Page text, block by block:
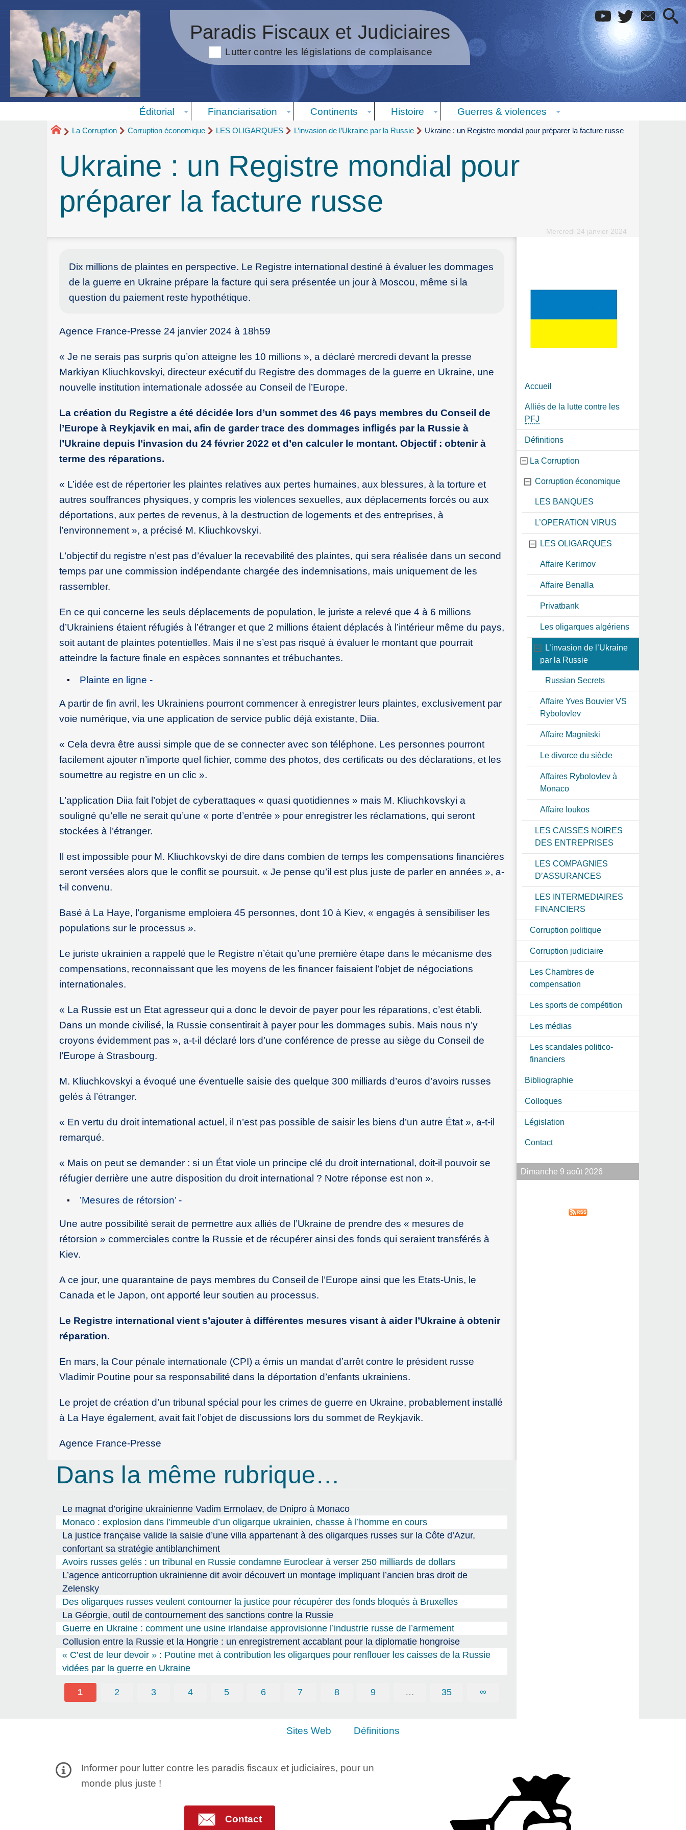
Paradis Fiscaux et Judiciaires
Lutter contre les législations de complaisance
Éditorial Financiarisation Continents Histoire Guerres & violences
La Corruption Corruption économique LES OLIGARQUES L’invasion de l’Ukraine par la Russie Ukraine : un Registre mondial pour préparer la facture russe
Ukraine : un Registre mondial pour
préparer la facture russe
Mercredi 24 janvier 2024
Dix millions de plaintes en perspective. Le Registre international destiné à évaluer les dommages
de la guerre en Ukraine prépare la facture qui sera présentée un jour à Moscou, même si la
question du paiement reste hypothétique.
Agence France-Presse 24 janvier 2024 à 18h59
« Je ne serais pas surpris qu’on atteigne les 10 millions », a déclaré mercredi devant la presse
Markiyan Kliuchkovskyi, directeur exécutif du Registre des dommages de la guerre en Ukraine, une
nouvelle institution internationale adossée au Conseil de l’Europe.
La création du Registre a été décidée lors d’un sommet des 46 pays membres du Conseil de
l’Europe à Reykjavik en mai, afin de garder trace des dommages infligés par la Russie à
l’Ukraine depuis l’invasion du 24 février 2022 et d’en calculer le montant. Objectif : obtenir à
terme des réparations.
« L’idée est de répertorier les plaintes relatives aux pertes humaines, aux blessures, à la torture et
autres souffrances physiques, y compris les violences sexuelles, aux déplacements forcés ou aux
déportations, aux pertes de revenus, à la destruction de logements et des entreprises, à
l’environnement », a précisé M. Kliuchkovskyi.
L’objectif du registre n’est pas d’évaluer la recevabilité des plaintes, qui sera réalisée dans un second
temps par une commission indépendante chargée des indemnisations, mais uniquement de les
rassembler.
En ce qui concerne les seuls déplacements de population, le juriste a relevé que 4 à 6 millions
d’Ukrainiens étaient réfugiés à l’étranger et que 2 millions étaient déplacés à l’intérieur même du pays,
soit autant de plaintes potentielles. Mais il ne s’est pas risqué à évaluer le montant que pourrait
atteindre la facture finale en espèces sonnantes et trébuchantes.
Plainte en ligne -
A partir de fin avril, les Ukrainiens pourront commencer à enregistrer leurs plaintes, exclusivement par
voie numérique, via une application de service public déjà existante, Diia.
« Cela devra être aussi simple que de se connecter avec son téléphone. Les personnes pourront
facilement ajouter n’importe quel fichier, comme des photos, des certificats ou des déclarations, et les
soumettre au registre en un clic ».
L’application Diia fait l’objet de cyberattaques « quasi quotidiennes » mais M. Kliuchkovskyi a
souligné qu’elle ne serait qu’une « porte d’entrée » pour enregistrer les réclamations, qui seront
stockées à l’étranger.
Il est impossible pour M. Kliuchkovskyi de dire dans combien de temps les compensations financières
seront versées alors que le conflit se poursuit. « Je pense qu’il est plus juste de parler en années », a-
t-il convenu.
Basé à La Haye, l’organisme emploiera 45 personnes, dont 10 à Kiev, « engagés à sensibiliser les
populations sur le processus ».
Le juriste ukrainien a rappelé que le Registre n’était qu’une première étape dans le mécanisme des
compensations, reconnaissant que les moyens de les financer faisaient l’objet de négociations
internationales.
« La Russie est un Etat agresseur qui a donc le devoir de payer pour les réparations, c’est établi.
Dans un monde civilisé, la Russie consentirait à payer pour les dommages subis. Mais nous n’y
croyons évidemment pas », a-t-il déclaré lors d’une conférence de presse au siège du Conseil de
l’Europe à Strasbourg.
M. Kliuchkovskyi a évoqué une éventuelle saisie des quelque 300 milliards d’euros d’avoirs russes
gelés à l’étranger.
« En vertu du droit international actuel, il n’est pas possible de saisir les biens d’un autre État », a-t-il
remarqué.
« Mais on peut se demander : si un État viole un principe clé du droit international, doit-il pouvoir se
réfugier derrière une autre disposition du droit international ? Notre réponse est non ».
’Mesures de rétorsion’ -
Une autre possibilité serait de permettre aux alliés de l’Ukraine de prendre des « mesures de
rétorsion » commerciales contre la Russie et de récupérer ainsi des fonds qui seraient transférés à
Kiev.
A ce jour, une quarantaine de pays membres du Conseil de l’Europe ainsi que les Etats-Unis, le
Canada et le Japon, ont apporté leur soutien au processus.
Le Registre international vient s’ajouter à différentes mesures visant à aider l’Ukraine à obtenir
réparation.
En mars, la Cour pénale internationale (CPI) a émis un mandat d’arrêt contre le président russe
Vladimir Poutine pour sa responsabilité dans la déportation d’enfants ukrainiens.
Le projet de création d’un tribunal spécial pour les crimes de guerre en Ukraine, probablement installé
à La Haye également, avait fait l’objet de discussions lors du sommet de Reykjavik.
Agence France-Presse
Dans la même rubrique…
Le magnat d’origine ukrainienne Vadim Ermolaev, de Dnipro à Monaco
Monaco : explosion dans l’immeuble d’un oligarque ukrainien, chasse à l’homme en cours
La justice française valide la saisie d’une villa appartenant à des oligarques russes sur la Côte d’Azur,
confortant sa stratégie antiblanchiment
Avoirs russes gelés : un tribunal en Russie condamne Euroclear à verser 250 milliards de dollars
L’agence anticorruption ukrainienne dit avoir découvert un montage impliquant l’ancien bras droit de
Zelensky
Des oligarques russes veulent contourner la justice pour récupérer des fonds bloqués à Bruxelles
La Géorgie, outil de contournement des sanctions contre la Russie
Guerre en Ukraine : comment une usine irlandaise approvisionne l’industrie russe de l’armement
Collusion entre la Russie et la Hongrie : un enregistrement accablant pour la diplomatie hongroise
« C’est de leur devoir » : Poutine met à contribution les oligarques pour renflouer les caisses de la Russie
vidées par la guerre en Ukraine
1 2 3 4 5 6 7 8 9 … 35 ∞
Accueil
Alliés de la lutte contre les
PFJ
Définitions
La Corruption
Corruption économique
LES BANQUES
L’OPERATION VIRUS
LES OLIGARQUES
Affaire Kerimov
Affaire Benalla
Privatbank
Les oligarques algériens
L’invasion de l’Ukraine
par la Russie
Russian Secrets
Affaire Yves Bouvier VS
Rybolovlev
Affaire Magnitski
Le divorce du siècle
Affaires Rybolovlev à
Monaco
Affaire Ioukos
LES CAISSES NOIRES
DES ENTREPRISES
LES COMPAGNIES
D’ASSURANCES
LES INTERMEDIAIRES
FINANCIERS
Corruption politique
Corruption judiciaire
Les Chambres de
compensation
Les sports de compétition
Les médias
Les scandales politico-
financiers
Bibliographie
Colloques
Législation
Contact
Dimanche 9 août 2026
Sites Web Définitions
Informer pour lutter contre les paradis fiscaux et judiciaires, pour un
monde plus juste !
Contact